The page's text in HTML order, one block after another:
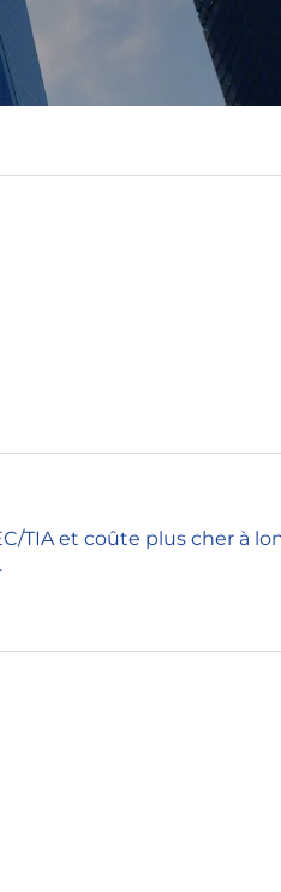
TIA et coûte plus cher à